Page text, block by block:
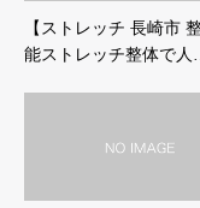
【ストレッチ 長崎市
能ストレッチ整体で